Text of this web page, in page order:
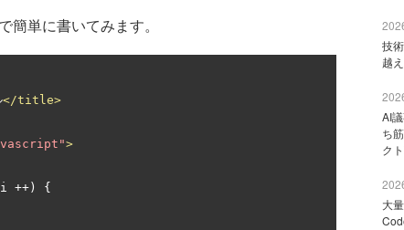
単に書いてみます。
</title>
>
i ++)
{
技
越
AI
ち
ク
大